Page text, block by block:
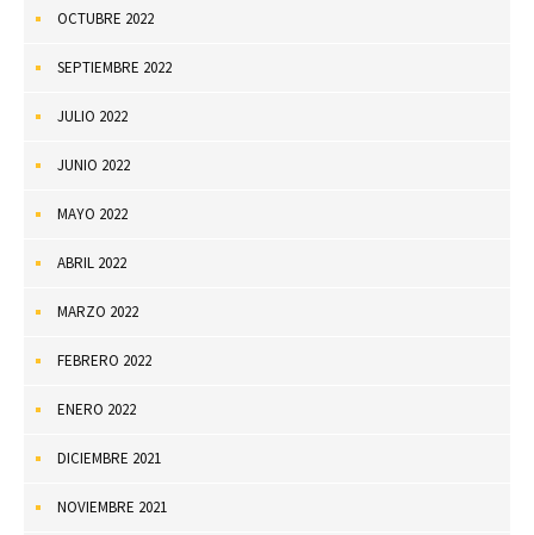
OCTUBRE 2022
SEPTIEMBRE 2022
JULIO 2022
JUNIO 2022
MAYO 2022
ABRIL 2022
MARZO 2022
FEBRERO 2022
ENERO 2022
DICIEMBRE 2021
NOVIEMBRE 2021